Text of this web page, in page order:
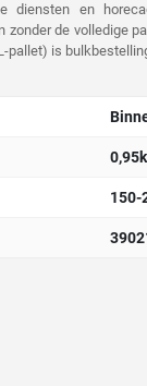
diensten en
zonder de volledige
pallet) is
150-